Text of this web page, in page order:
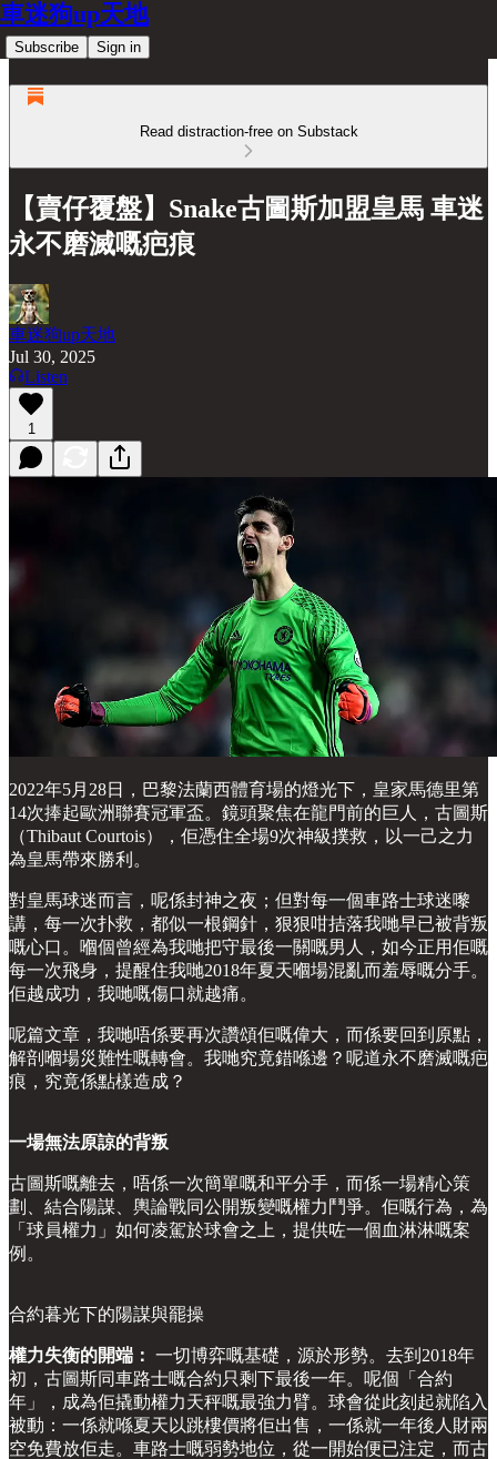
車迷狗up天地
Subscribe Sign in
Read distraction-free on Substack
【賣仔覆盤】Snake古圖斯加盟皇馬 車迷
永不磨滅嘅疤痕
車迷狗up天地
Jul 30, 2025
Listen
1
2022年5月28日，巴黎法蘭西體育場的燈光下，皇家馬德里第
14次捧起歐洲聯賽冠軍盃。鏡頭聚焦在龍門前的巨人，古圖斯
（Thibaut Courtois），佢憑住全場9次神級撲救，以一己之力
為皇馬帶來勝利。
對皇馬球迷而言，呢係封神之夜；但對每一個車路士球迷嚟
講，每一次扑救，都似一根鋼針，狠狠咁拮落我哋早已被背叛
嘅心口。嗰個曾經為我哋把守最後一關嘅男人，如今正用佢嘅
每一次飛身，提醒住我哋2018年夏天嗰場混亂而羞辱嘅分手。
佢越成功，我哋嘅傷口就越痛。
呢篇文章，我哋唔係要再次讚頌佢嘅偉大，而係要回到原點，
解剖嗰場災難性嘅轉會。我哋究竟錯喺邊？呢道永不磨滅嘅疤
痕，究竟係點樣造成？
一場無法原諒的背叛
古圖斯嘅離去，唔係一次簡單嘅和平分手，而係一場精心策
劃、結合陽謀、輿論戰同公開叛變嘅權力鬥爭。佢嘅行為，為
「球員權力」如何凌駕於球會之上，提供咗一個血淋淋嘅案
例。
合約暮光下的陽謀與罷操
權力失衡的開端： 一切博弈嘅基礎，源於形勢。去到2018年
初，古圖斯同車路士嘅合約只剩下最後一年。呢個「合約
年」，成為佢撬動權力天秤嘅最強力臂。球會從此刻起就陷入
被動：一係就喺夏天以跳樓價將佢出售，一係就一年後人財兩
空免費放佢走。車路士嘅弱勢地位，從一開始便已注定，而古